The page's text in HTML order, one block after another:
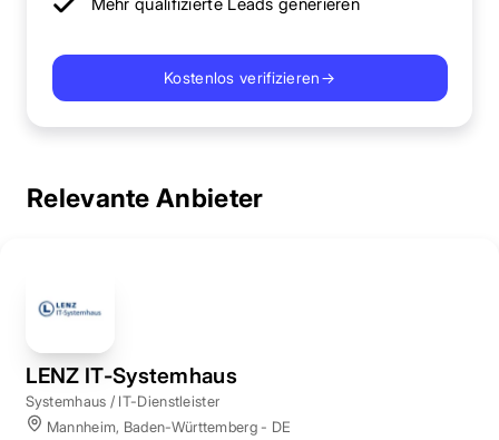
Kostenlos verifizieren→
Relevante Anbieter
LENZ IT-Systemhaus
Systemhaus / IT-Dienstleister
Mannheim, Baden-Württemberg - DE